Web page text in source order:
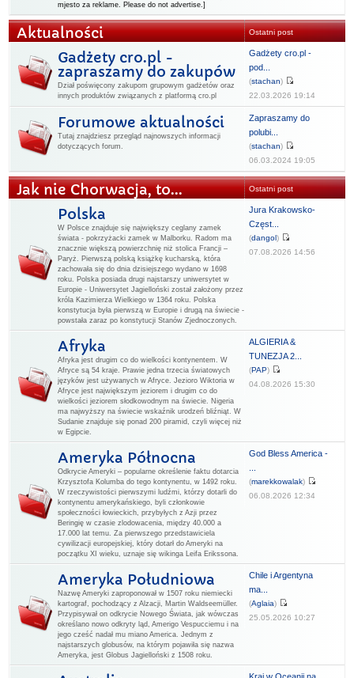
mjesto za reklame. Please do not advertise.]
Aktualności Ostatni post
Gadżety cro.pl -
zapraszamy do zakupów
Dział poświęcony zakupom grupowym gadżetów oraz
innych produktów związanych z platformą cro.pl
Gadżety cro.pl -
pod...
(stachan)
22.03.2026 19:14
Forumowe aktualności
Tutaj znajdziesz przegląd najnowszych informacji
dotyczących forum.
Zapraszamy do
polubi...
(stachan)
06.03.2024 19:05
Jak nie Chorwacja, to... Ostatni post
Polska
W Polsce znajduje się największy ceglany zamek
świata - pokrzyżacki zamek w Malborku. Radom ma
znacznie większą powierzchnię niż stolica Francji –
Paryż. Pierwszą polską książkę kucharską, która
zachowała się do dnia dzisiejszego wydano w 1698
roku. Polska posiada drugi najstarszy uniwersytet w
Europie - Uniwersytet Jagielloński został założony przez
króla Kazimierza Wielkiego w 1364 roku. Polska
konstytucja była pierwszą w Europie i drugą na świecie -
powstała zaraz po konstytucji Stanów Zjednoczonych.
Jura Krakowsko-
Częst...
(dangol)
07.08.2026 14:56
Afryka
Afryka jest drugim co do wielkości kontynentem. W
Afryce są 54 kraje. Prawie jedna trzecia światowych
języków jest używanych w Afryce. Jezioro Wiktoria w
Afryce jest największym jeziorem i drugim co do
wielkości jeziorem słodkowodnym na świecie. Nigeria
ma najwyższy na świecie wskaźnik urodzeń bliźniąt. W
Sudanie znajduje się ponad 200 piramid, czyli więcej niż
w Egipcie.
ALGIERIA &
TUNEZJA 2...
(PAP)
04.08.2026 15:30
Ameryka Północna
Odkrycie Ameryki – popularne określenie faktu dotarcia
Krzysztofa Kolumba do tego kontynentu, w 1492 roku.
W rzeczywistości pierwszymi ludźmi, którzy dotarli do
kontynentu amerykańskiego, byli członkowie
społeczności łowieckich, przybyłych z Azji przez
Beringię w czasie zlodowacenia, między 40.000 a
17.000 lat temu. Za pierwszego przedstawiciela
cywilizacji europejskiej, który dotarł do Ameryki na
początku XI wieku, uznaje się wikinga Leifa Erikssona.
God Bless America -
(marekkowalak)
06.08.2026 12:34
Ameryka Południowa
Nazwę Ameryki zaproponował w 1507 roku niemiecki
kartograf, pochodzący z Alzacji, Martin Waldseemüller.
Przypisywał on odkrycie Nowego Świata, jak wówczas
określano nowo odkryty ląd, Amerigo Vespucciemu i na
jego cześć nadał mu miano America. Jednym z
najstarszych globusów, na którym pojawiła się nazwa
Ameryka, jest Globus Jagielloński z 1508 roku.
Chile i Argentyna
ma...
(Aglaia)
25.05.2026 10:27